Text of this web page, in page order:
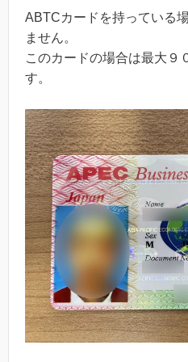
ABTCカードを持っている
ません。
このカードの場合は最大９
す。